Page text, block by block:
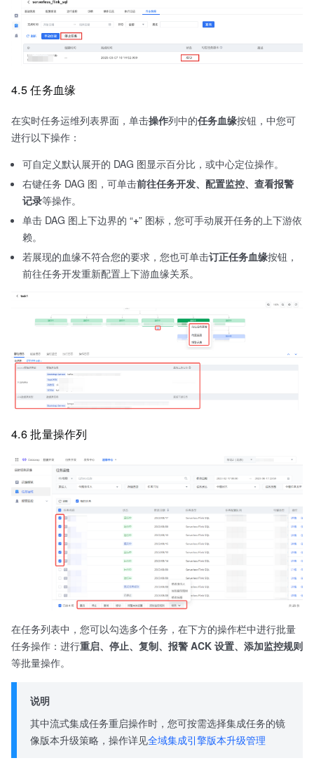
4.5 任务血缘
在实时任务运维列表界面，单击操作列中的任务血缘按钮，中您可
进行以下操作：
可自定义默认展开的 DAG 图显示百分比，或中心定位操作。
右键任务 DAG 图，可单击前往任务开发、配置监控、查看报警
记录等操作。
单击 DAG 图上下边界的 “+” 图标，您可手动展开任务的上下游依
赖。
若展现的血缘不符合您的要求，您也可单击订正任务血缘按钮，
前往任务开发重新配置上下游血缘关系。
4.6 批量操作列
在任务列表中，您可以勾选多个任务，在下方的操作栏中进行批量
任务操作：进行重启、停止、复制、报警 ACK 设置、添加监控规则
等批量操作。
说明
其中流式集成任务重启操作时，您可按需选择集成任务的镜
像版本升级策略，操作详见全域集成引擎版本升级管理